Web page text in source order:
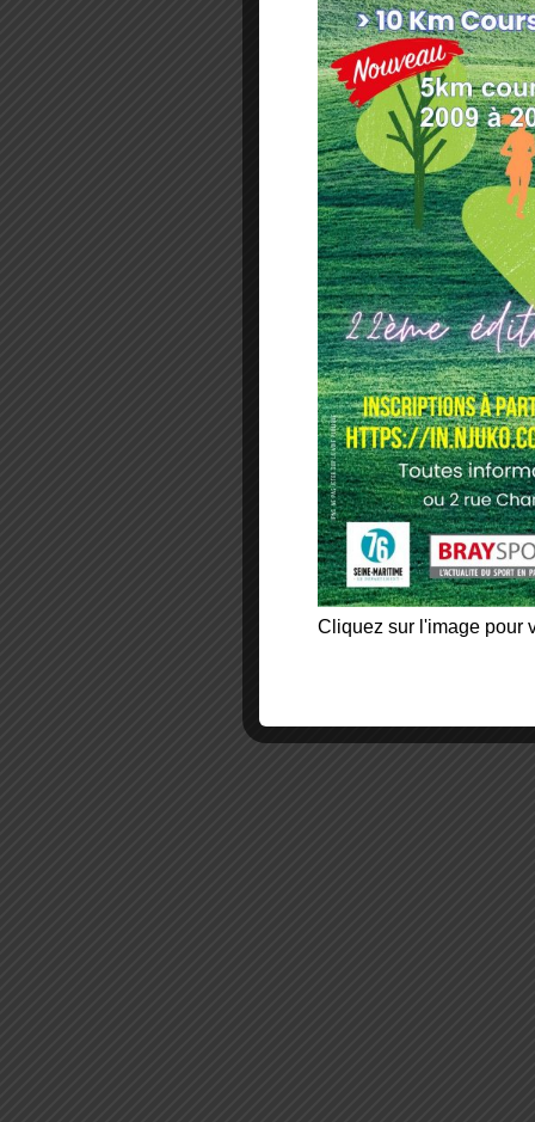
Cliquez sur l'image pour